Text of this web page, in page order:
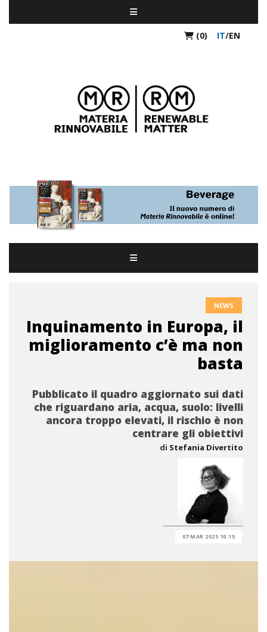
(0) IT/EN
NEWS
Inquinamento in Europa, il
miglioramento c’è ma non
basta
Pubblicato il quadro aggiornato sui dati
che riguardano aria, acqua, suolo: livelli
ancora troppo elevati, il rischio è non
centrare gli obiettivi
di Stefania Divertito
07 MAR 2025 10:15